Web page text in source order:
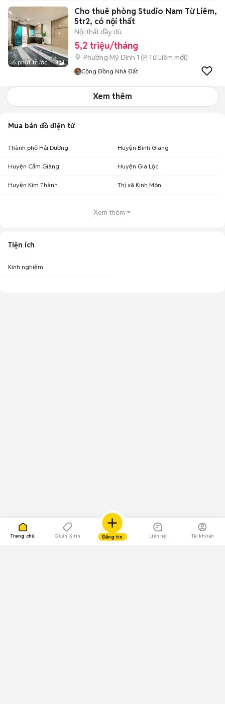
Trang chủ Quản lý tin Đăng tin Liên hệ Tài khoản
6 phút trước 4
Cho thuê phòng Studio Nam Từ Liêm,
5tr2, có nội thất
Nội thất đầy đủ
5,2 triệu/tháng
Phường Mỹ Đình 1 (P. Từ Liêm mới)
Cộng Đồng Nhà Đất
Xem thêm
Mua bán đồ điện tử
Thành phố Hải Dương Huyện Bình Giang
Huyện Cẩm Giàng Huyện Gia Lộc
Huyện Kim Thành Thị xã Kinh Môn
Xem thêm
Tiện ích
Kinh nghiệm